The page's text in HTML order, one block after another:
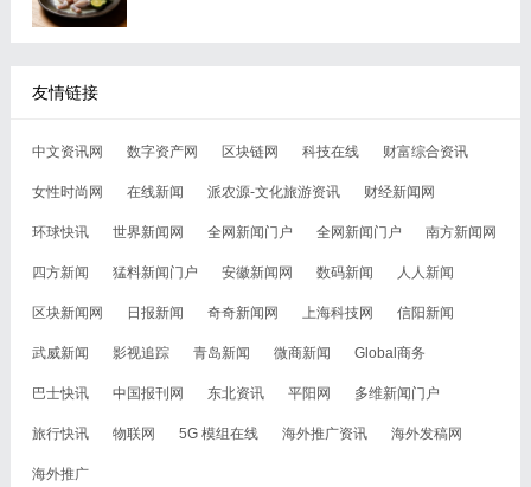
友情链接
中文资讯网 数字资产网 区块链网 科技在线 财富综合资讯
女性时尚网 在线新闻 派农源-文化旅游资讯 财经新闻网
环球快讯 世界新闻网 全网新闻门户 全网新闻门户 南方新闻网
四方新闻 猛料新闻门户 安徽新闻网 数码新闻 人人新闻
区块新闻网 日报新闻 奇奇新闻网 上海科技网 信阳新闻
武威新闻 影视追踪 青岛新闻 微商新闻 Global商务
巴士快讯 中国报刊网 东北资讯 平阳网 多维新闻门户
旅行快讯 物联网 5G 模组在线 海外推广资讯 海外发稿网
海外推广